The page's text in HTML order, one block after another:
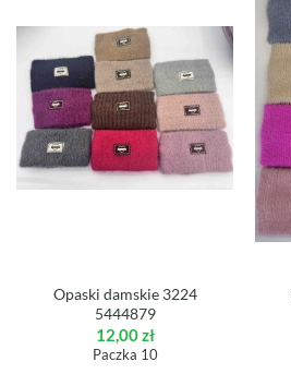
Opaski damskie 3224
5444879
12,00zł
Paczka 10